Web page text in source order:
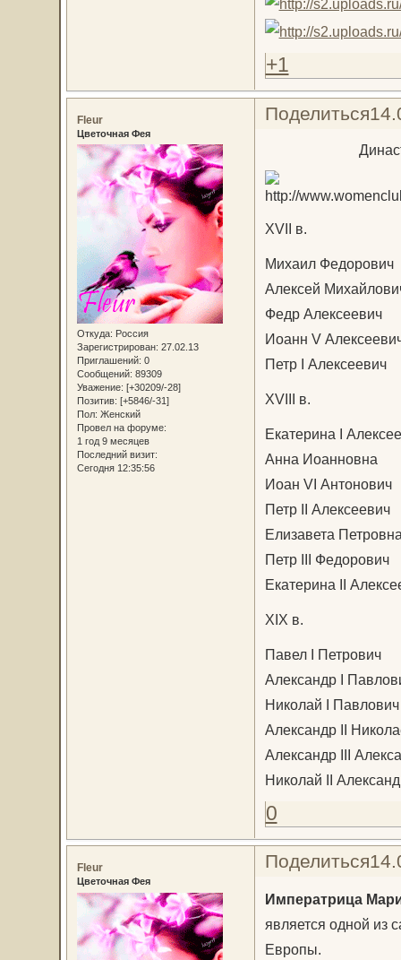
+1
Поделиться
Fleur
Цветочная Фея
Откуда: Россия
Зарегистрирован: 27.02.13
Приглашений: 0
Сообщений: 89309
Уважение: [+30209/-28]
Позитив: [+5846/-31]
Пол: Женский
Провел на форуме:
1 год 9 месяцев
Последний визит:
Сегодня 12:35:56
XVII в.
Михаил Федорович
Алексей
Федр Алексеевич
Иоанн V
Петр I Алексеевич
XVIII в.
Екатерина I
Анна Иоанновна
Иоан VI Антонович
Петр II Алексеевич
Елизавета
Петр III Федорович
Екатерина II
XIX в.
Павел I Петрович
Александр I
Николай I Павлович
Александр II
Александр III
Николай II
0
Поделиться
Fleur
Цветочная Фея
Императрица
является одной из
Европы.